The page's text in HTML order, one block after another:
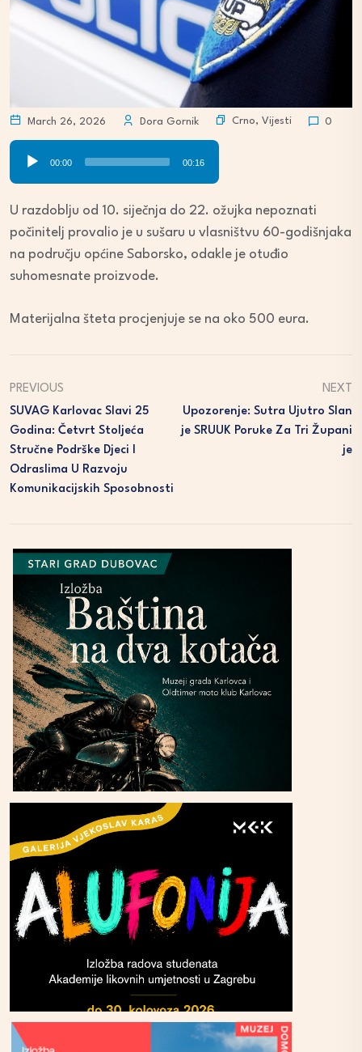
March 26, 2026 Dora Gornik Crno, Vijesti 0
Audio
Player
00:00 00:16
U razdoblju od 10. siječnja do 22. ožujka nepoznati
počinitelj provalio je u sušaru u vlasništvu 60-godišnjaka
na području općine Saborsko, odakle je otuđio
suhomesnate proizvode.
Materijalna šteta procjenjuje se na oko 500 eura.
PREVIOUS
SUVAG Karlovac Slavi 25
Godina: Četvrt Stoljeća
Stručne Podrške Djeci I
Odraslima U Razvoju
Komunikacijskih Sposobnosti
NEXT
Upozorenje: Sutra Ujutro Slan
Je SRUUK Poruke Za Tri Župani
Je